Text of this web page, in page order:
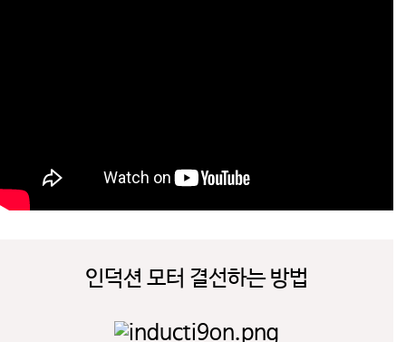
인덕션 모터 결선하는 방법